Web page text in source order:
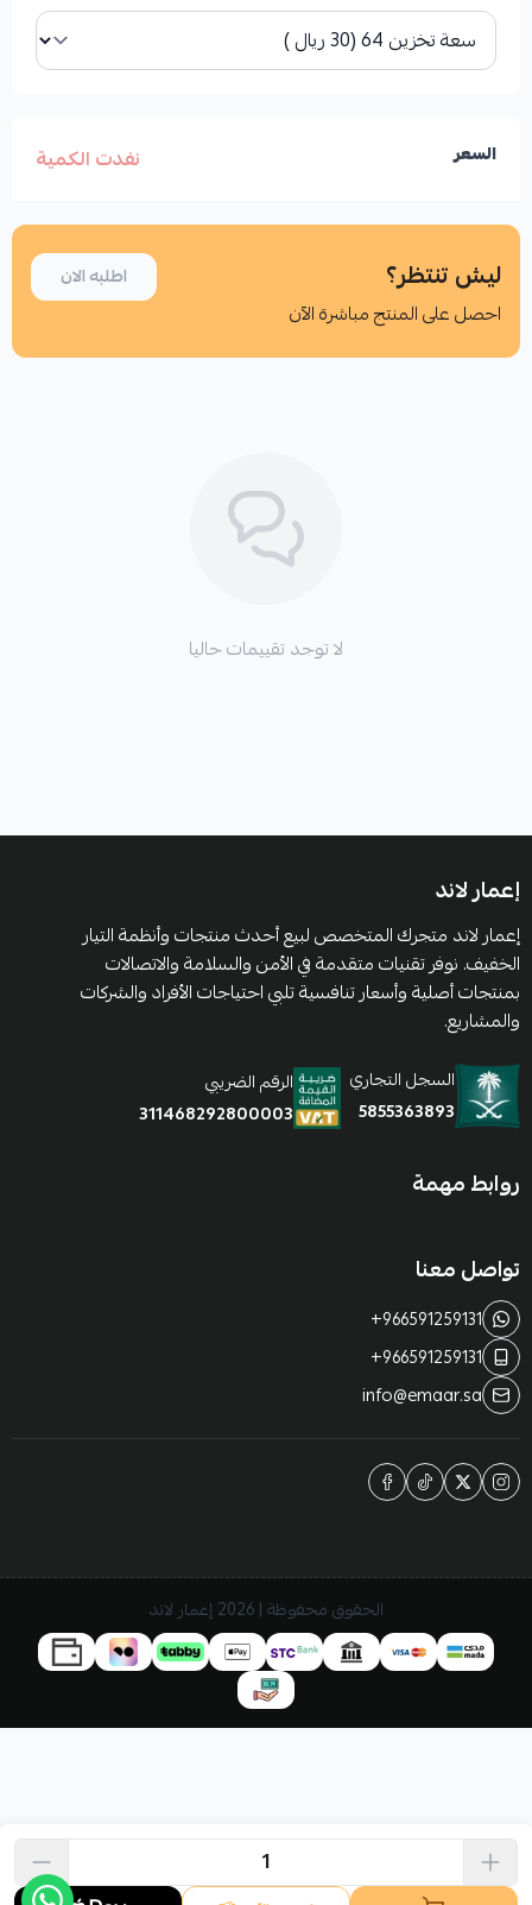
السعر نفدت الكمية
ليش تنتظر؟
احصل على المنتج مباشرة الآن
اطلبه الان
اطلب المنتج
لا توجد تقييمات حاليا
إعمار لاند
إعمار لاند متجرك المتخصص لبيع أحدث منتجات وأنظمة التيار
الخفيف. نوفر تقنيات متقدمة في الأمن والسلامة والاتصالات
بمنتجات أصلية وأسعار تنافسية تلبي احتياجات الأفراد والشركات
والمشاريع.
السجل التجاري
5855363893
الرقم الضريبي
311468292800003
روابط مهمة
تواصل معنا
+966591259131
+966591259131
info@emaar.sa
الحقوق محفوظة | 2026 إعمار لاند